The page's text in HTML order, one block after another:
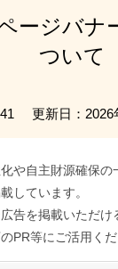
ージバナ
ついて
更新日：2026
や自主財源確保の
しています。
告を掲載いただけ
PR等にご活用くだ